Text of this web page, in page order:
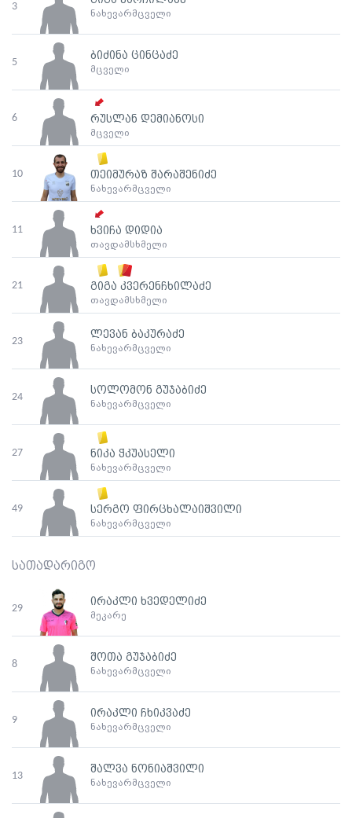
3
ნახევარმცველი
5
ბიძინა ცინცაძე
მცველი
6 რუსლან დემიანოსი
მცველი
10 თეიმურაზ შარაშენიძე
ნახევარმცველი
11 ხვიჩა დიდია
თავდამსხმელი
21 გიგა კვერენჩხილაძე
თავდამსხმელი
23
ლევან ბაკურაძე
ნახევარმცველი
24
სოლომონ გუჯაბიძე
ნახევარმცველი
27 ნიკა ჭკუასელი
ნახევარმცველი
49 სერგო ფირცხალაიშვილი
ნახევარმცველი
სათადარიგო
29
ირაკლი ხვედელიძე
მეკარე
8
შოთა გუჯაბიძე
ნახევარმცველი
9
ირაკლი ჩხიკვაძე
ნახევარმცველი
13
შალვა ნონიაშვილი
ნახევარმცველი